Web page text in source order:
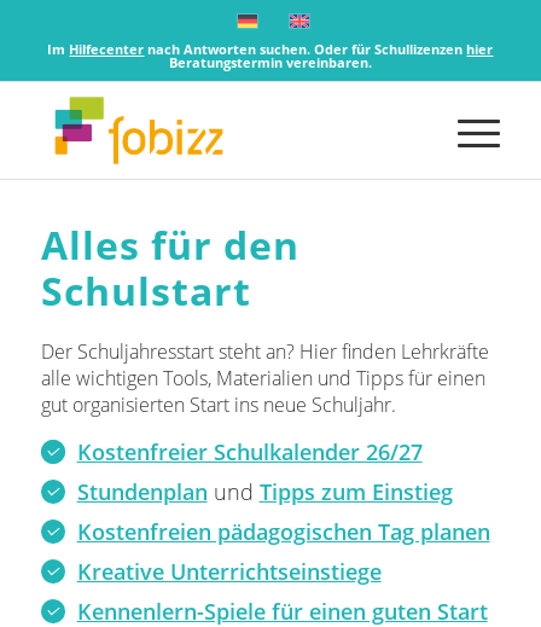
Im Hilfecenter nach Antworten suchen. Oder für Schullizenzenhier
Beratungstermin vereinbaren.
Alles für den
Schulstart
Der Schuljahresstart steht an? Hier finden Lehrkräfte
alle wichtigen Tools, Materialien und Tipps für einen
gut organisierten Start ins neue Schuljahr.
Kostenfreier Schulkalender 26/27
Stundenplan und Tipps zum Einstieg
Kostenfreien pädagogischen Tag planen
Kreative Unterrichtseinstiege
Kennenlern-Spiele für einen guten Start